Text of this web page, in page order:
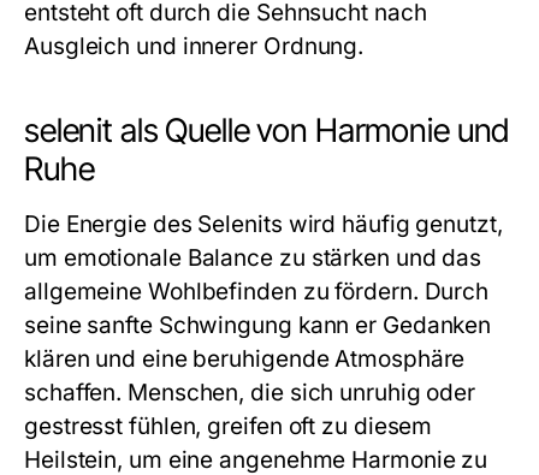
entsteht oft durch die Sehnsucht nach
Ausgleich und innerer Ordnung.
selenit als Quelle von Harmonie und
Ruhe
Die Energie des Selenits wird häufig genutzt,
um emotionale Balance zu stärken und das
allgemeine Wohlbefinden zu fördern. Durch
seine sanfte Schwingung kann er Gedanken
klären und eine beruhigende Atmosphäre
schaffen. Menschen, die sich unruhig oder
gestresst fühlen, greifen oft zu diesem
Heilstein, um eine angenehme Harmonie zu